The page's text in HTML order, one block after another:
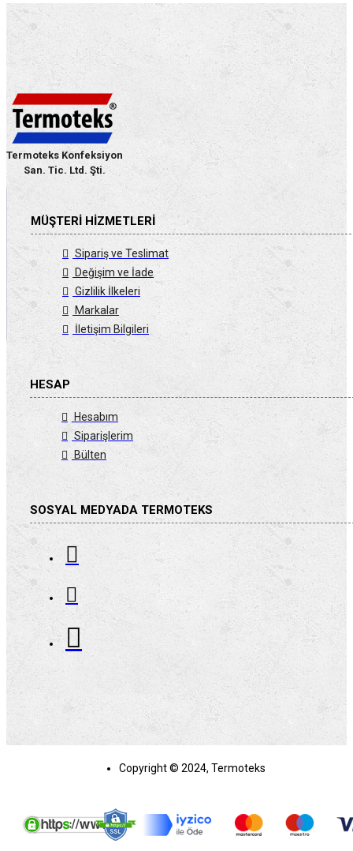
Termoteks Konfeksiyon
San. Tic. Ltd. Şti.
MÜŞTERI HIZMETLERI
Sipariş ve Teslimat
Değişim ve İade
Gizlilik İlkeleri
Markalar
İletişim Bilgileri
HESAP
Hesabım
Siparişlerim
Bülten
SOSYAL MEDYADA TERMOTEKS
Copyright © 2024, Termoteks